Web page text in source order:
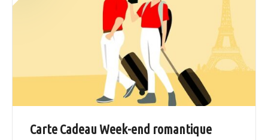
Carte Cadeau Week-end romantique